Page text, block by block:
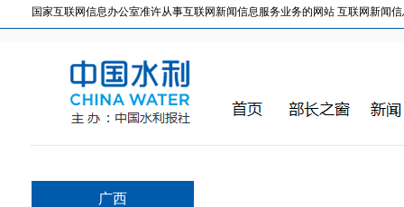
国家互联网信息办公室准许从事互联网新闻信息服务业务的网站 互联网新闻信
广西